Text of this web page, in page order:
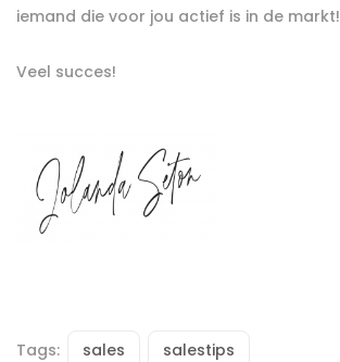
iemand die voor jou actief is in de markt!
Veel succes!
Tags: sales salestips